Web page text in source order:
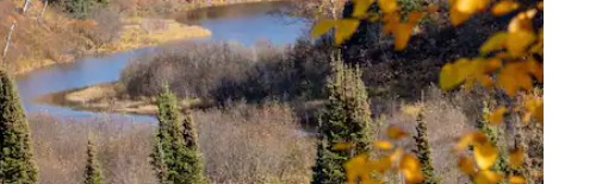
et vers le bas pour les parcourir ou en appuyant et en faisant glisser.